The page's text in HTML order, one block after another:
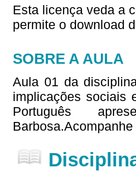
Esta licença veda a
permite o download
SOBRE A AULA
Aula 01 da
implicações sociais
Português